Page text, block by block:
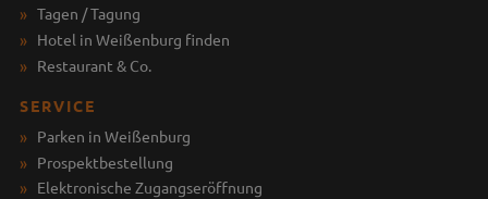
Tagen / Tagung
Hotel in Weißenburg finden
Restaurant & Co.
SERVICE
Parken in Weißenburg
Prospektbestellung
Elektronische Zugangseröffnung